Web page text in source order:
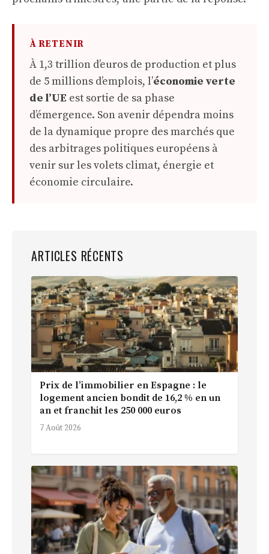
À RETENIR
À 1,3 trillion d’euros de production et plus
de 5 millions d’emplois, l’économie verte
de l’UE est sortie de sa phase
d’émergence. Son avenir dépendra moins
de la dynamique propre des marchés que
des arbitrages politiques européens à
venir sur les volets climat, énergie et
économie circulaire.
ARTICLES RÉCENTS
Prix de l’immobilier en Espagne : le
logement ancien bondit de 16,2 % en un
an et franchit les 250 000 euros
7 Août 2026